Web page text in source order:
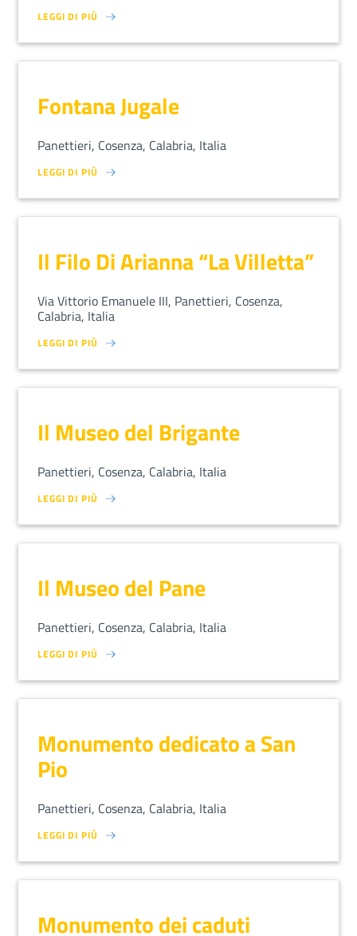
LEGGI DI PIÙ
SU LOREM IPSUM DOLOR SIT AMET, CONSECTETUR ADIPISCING
Fontana Jugale
Panettieri, Cosenza, Calabria, Italia
LEGGI DI PIÙ
SU LOREM IPSUM DOLOR SIT AMET, CONSECTETUR ADIPISCING
Il Filo Di Arianna “La Villetta”
Via Vittorio Emanuele III, Panettieri, Cosenza,
Calabria, Italia
LEGGI DI PIÙ
SU LOREM IPSUM DOLOR SIT AMET, CONSECTETUR ADIPISCING
Il Museo del Brigante
Panettieri, Cosenza, Calabria, Italia
LEGGI DI PIÙ
SU LOREM IPSUM DOLOR SIT AMET, CONSECTETUR ADIPISCING
Il Museo del Pane
Panettieri, Cosenza, Calabria, Italia
LEGGI DI PIÙ
SU LOREM IPSUM DOLOR SIT AMET, CONSECTETUR ADIPISCING
Monumento dedicato a San
Pio
Panettieri, Cosenza, Calabria, Italia
LEGGI DI PIÙ
SU LOREM IPSUM DOLOR SIT AMET, CONSECTETUR ADIPISCING
Monumento dei caduti